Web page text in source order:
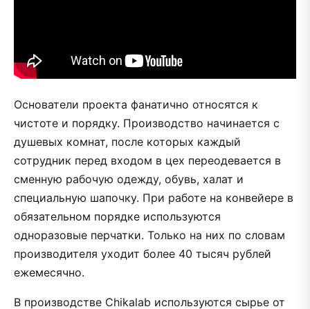
Основатели проекта фанатично относятся к
чистоте и порядку. Производство начинается с
душевых комнат, после которых каждый
сотрудник перед входом в цех переодевается в
сменную рабочую одежду, обувь, халат и
специальную шапочку. При работе на конвейере в
обязательном порядке используются
одноразовые перчатки. Только на них по словам
производителя уходит более 40 тысяч рублей
ежемесячно.
В производстве Chikalab используются сырье от